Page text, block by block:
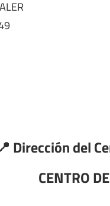
Dirección del
CENTRO